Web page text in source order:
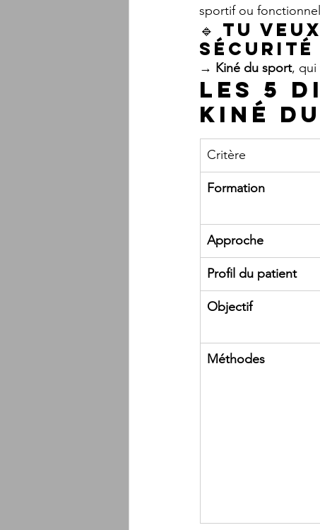
sportif ou
🔹 Tu
sécurité
→ Kiné du sport, qui
Les 5
kiné
Critère
Formation
Approche
Profil du patient
Objectif
Méthodes